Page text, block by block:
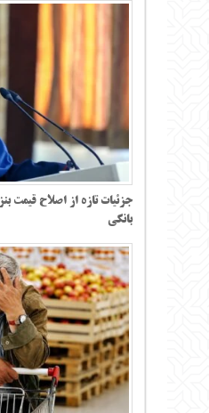
جزئیات تازه از اصلاح قیمت
بانکی